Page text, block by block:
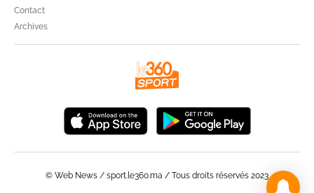
Contact
Archives
© Web News / sport.le360.ma / Tous droits réservés 2023